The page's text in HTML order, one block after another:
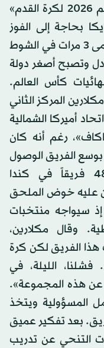
الفريق في التأهل إلى «كأس العالم 2026 لكرة القدم»
بحاجة إلى الفوز
للتأهل، لكنها سدَّدت في إطار المرمى 3 مرات في الشوط
وتصبح أصغر دولة
كأس العالم.
المركز الثاني
أميركا الشمالية
رغم أنه كان
بوسع الفريق الوصول
إلى كأس العالم، التي تضم 48 فريقاً في كندا
عليه خوض الملحق
إذ سيواجه منتخبات
وقال مكلارين،
الفريق لكن كرة
فشلنا، الليلة، في
عن هذه المجموعة».
المسؤولية ويتخذ
بعد تفكير عميق
التنحي عن تدريب